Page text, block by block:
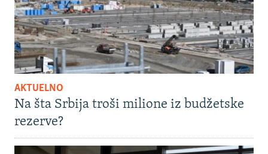
AKTUELNO
Na šta Srbija troši milione iz budžetske
rezerve?